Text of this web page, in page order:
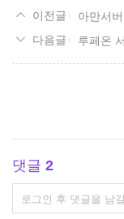
아만서
루페온
댓글 2
댓
글